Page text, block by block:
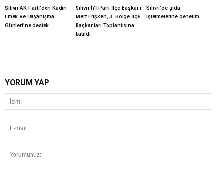
Silivri AK Parti’den Kadın
Emek Ve Dayanışma
Günleri’ne destek
Silivri İYİ Parti İlçe Başkanı
Mert Erişken, 3. Bölge İlçe
Başkanları Toplantısına
katıldı
Silivri’de gıda
işletmelerine denetim
YORUM YAP